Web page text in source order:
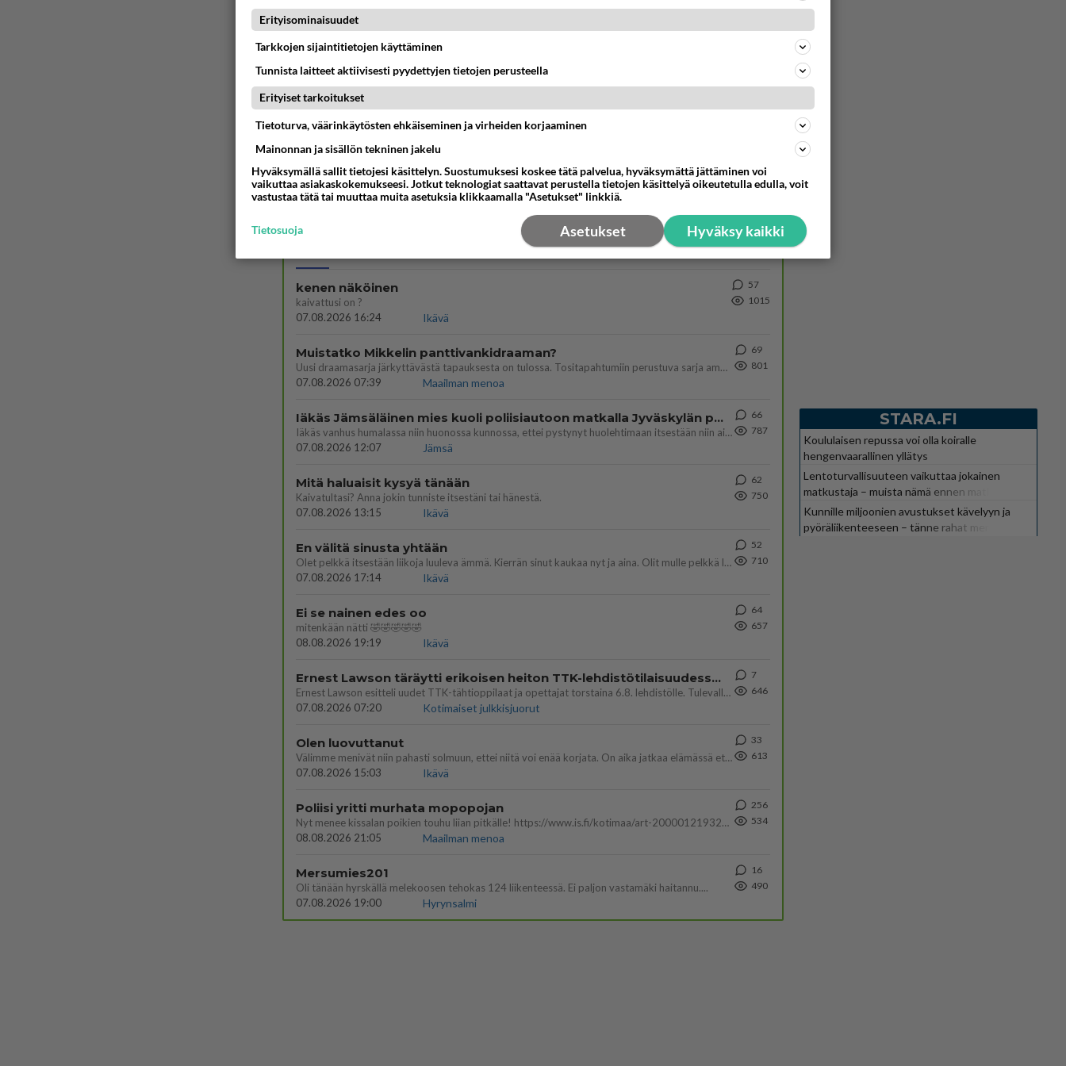
Äänestä
Kommentoi aloitusta...
Ketjusta on poistettu
Takaisin ylös
kenen näköinen
kaivattusi on ?
07.08.2026 16:24
Ikävä
57
1015
Muistatko Mikkelin panttivankidraaman?
Uusi draamasarja järkyttävästä tapauksesta on tulossa. Tositapahtumiin perustuva sarja ammentaa vuoden 1986 Mikkelin pan
07.08.2026 07:39
Maailman menoa
69
801
Iäkäs Jämsäläinen mies kuoli poliisiautoon matkalla Jyväskylän putkaan
Iäkäs vanhus humalassa niin huonossa kunnossa, ettei pystynyt huolehtimaan itsestään niin ainoa apu sillä hetkellä oli
07.08.2026 12:07
Jämsä
66
787
Mitä haluaisit kysyä tänään
Kaivatultasi? Anna jokin tunniste itsestäni tai hänestä.
07.08.2026 13:15
Ikävä
62
750
En välitä sinusta yhtään
Olet pelkkä itsestään liikoja luuleva ämmä. Kierrän sinut kaukaa nyt ja aina. Olit mulle pelkkä lelu vaan.
07.08.2026 17:14
Ikävä
52
710
Ei se nainen edes oo
mitenkään nätti 🤣🤣🤣🤣🤣
08.08.2026 19:19
Ikävä
64
657
Ernest Lawson täräytti erikoisen heiton TTK-lehdistötilaisuudessa: " Onko tässä tarkoituksena...?"
Ernest Lawson esitteli uudet TTK-tähtioppilaat ja opettajat torstaina 6.8. lehdistölle. Tulevalla kaudella on yksi hausk
07.08.2026 07:20
Kotimaiset julkkisjuorut
7
646
Olen luovuttanut
Välimme menivät niin pahasti solmuun, ettei niitä voi enää korjata. On aika jatkaa elämässä eteenpäin. Toivon sulle kaik
07.08.2026 15:03
Ikävä
33
613
Poliisi yritti murhata mopopojan
Nyt menee kissalan poikien touhu liian pitkälle! https://www.is.fi/kotimaa/art-2000012193221.html Karu video mopomiiti
08.08.2026 21:05
Maailman menoa
256
534
Mersumies201
Oli tänään hyrskällä melekoosen tehokas 124 liikenteessä. Ei paljon vastamäki haitannu....
07.08.2026 19:00
Hyrynsalmi
16
490
STARA.FI
Koululaisen repussa voi olla koiralle
hengenvaarallinen yllätys
Lentoturvallisuuteen vaikuttaa jokainen
matkustaja – muista nämä ennen matkaa
Kunnille miljoonien avustukset kävelyyn ja
pyöräliikenteeseen – tänne rahat menivät
Erityisominaisuudet
Tarkkojen sijaintitietojen käyttäminen
Tunnista laitteet aktiivisesti pyydettyjen tietojen perusteella
Erityiset tarkoitukset
Tietoturva, väärinkäytösten ehkäiseminen ja virheiden korjaaminen
Mainonnan ja sisällön tekninen jakelu
Hyväksymällä sallit tietojesi käsittelyn. Suostumuksesi koskee tätä palvelua, hyväksymättä jättäminen voi
vaikuttaa asiakaskokemukseesi. Jotkut teknologiat saattavat perustella tietojen käsittelyä oikeutetulla edulla, voit
vastustaa tätä tai muuttaa muita asetuksia klikkaamalla "Asetukset" linkkiä.
Hyväksy kaikki
Asetukset
Tietosuoja